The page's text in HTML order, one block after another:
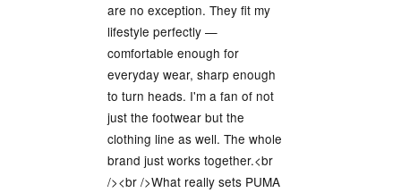
are no exception. They fit my
lifestyle perfectly —
comfortable enough for
everyday wear, sharp enough
to turn heads. I'm a fan of not
just the footwear but the
clothing line as well. The whole
brand just works together.<br
/><br />What really sets PUMA